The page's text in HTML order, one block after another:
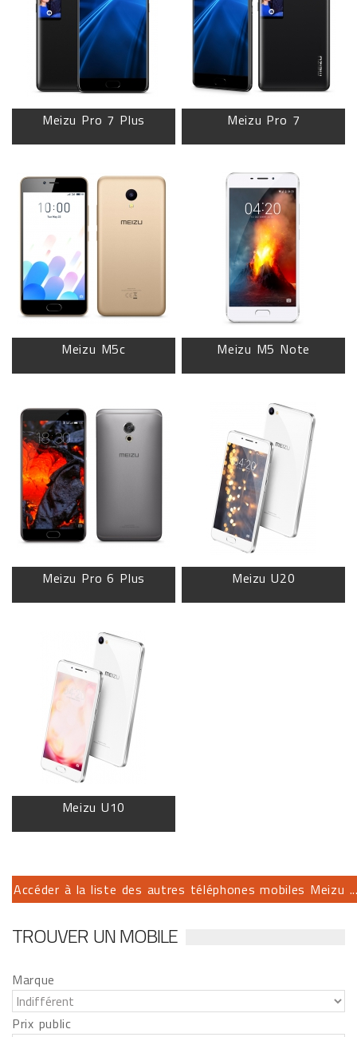
Meizu Pro 7 Plus Meizu Pro 7
Meizu M5c Meizu M5 Note
Meizu Pro 6 Plus Meizu U20
Meizu U10
Accéder à la liste des autres téléphones mobiles Meizu
TROUVER UN MOBILE
Marque
Prix public